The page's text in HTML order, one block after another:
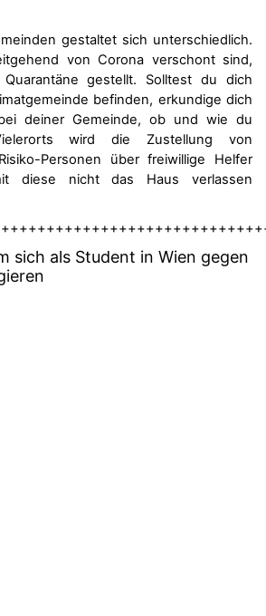
gestaltet sich unterschiedlich.
von Corona verschont sind,
gestellt. Solltest du dich
befinden, erkundige dich
deiner Gemeinde, ob und wie du
wird die Zustellung von
Personen über freiwillige Helfer
diese nicht das Haus verlassen
sich als Student in Wien gegen